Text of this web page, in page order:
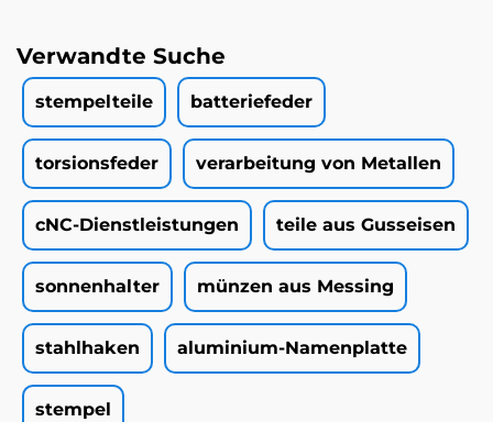
Verwandte Suche
stempelteile batteriefeder
torsionsfeder verarbeitung von Metallen
cNC-Dienstleistungen teile aus Gusseisen
sonnenhalter münzen aus Messing
stahlhaken aluminium-Namenplatte
stempel